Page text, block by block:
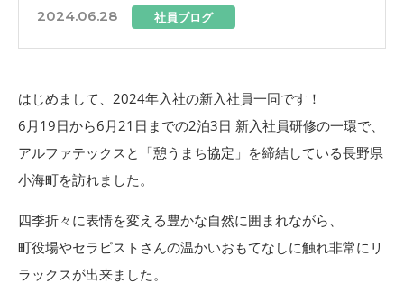
2024.06.28 社員ブログ
はじめまして、2024年入社の新入社員一同です！
6月19日から6月21日までの2泊3日 新入社員研修の一環で、
アルファテックスと「憩うまち協定」を締結している長野県
小海町を訪れました。
四季折々に表情を変える豊かな自然に囲まれながら、
町役場やセラピストさんの温かいおもてなしに触れ非常にリ
ラックスが出来ました。